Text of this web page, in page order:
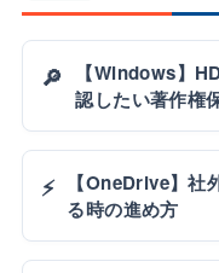
🔎
【Windows】
認したい著作権
⚡
【OneDrive】社
る時の進め方